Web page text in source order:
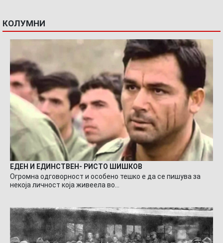
КОЛУМНИ
ЕДЕН И ЕДИНСТВЕН- РИСТО ШИШКОВ
Огромна одговорност и особено тешко е да се пишува за
некоја личност која живеела во…